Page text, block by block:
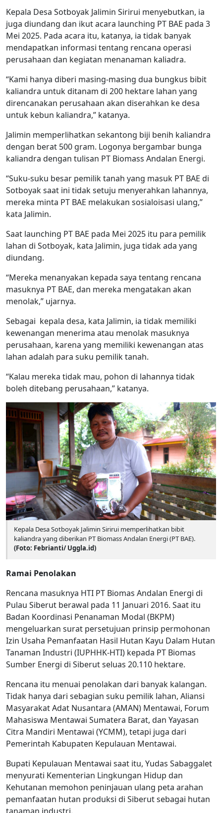
Kepala Desa Sotboyak Jalimin Sirirui menyebutkan, ia
juga diundang dan ikut acara launching PT BAE pada 3
Mei 2025. Pada acara itu, katanya, ia tidak banyak
mendapatkan informasi tentang rencana operasi
perusahaan dan kegiatan menanaman kaliadra.
“Kami hanya diberi masing-masing dua bungkus bibit
kaliandra untuk ditanam di 200 hektare lahan yang
direncanakan perusahaan akan diserahkan ke desa
untuk kebun kaliandra,” katanya.
Jalimin memperlihatkan sekantong biji benih kaliandra
dengan berat 500 gram. Logonya bergambar bunga
kaliandra dengan tulisan PT Biomass Andalan Energi.
“Suku-suku besar pemilik tanah yang masuk PT BAE di
Sotboyak saat ini tidak setuju menyerahkan lahannya,
mereka minta PT BAE melakukan sosialoisasi ulang,”
kata Jalimin.
Saat launching PT BAE pada Mei 2025 itu para pemilik
lahan di Sotboyak, kata Jalimin, juga tidak ada yang
diundang.
“Mereka menanyakan kepada saya tentang rencana
masuknya PT BAE, dan mereka mengatakan akan
menolak,” ujarnya.
Sebagai kepala desa, kata Jalimin, ia tidak memiliki
kewenangan menerima atau menolak masuknya
perusahaan, karena yang memiliki kewenangan atas
lahan adalah para suku pemilik tanah.
“Kalau mereka tidak mau, pohon di lahannya tidak
boleh ditebang perusahaan,” katanya.
Kepala Desa Sotboyak Jalimin Sirirui memperlihatkan bibit
kaliandra yang diberikan PT Biomass Andalan Energi (PT BAE).
(Foto: Febrianti/ Uggla.id)
Ramai Penolakan
Rencana masuknya HTI PT Biomas Andalan Energi di
Pulau Siberut berawal pada 11 Januari 2016. Saat itu
Badan Koordinasi Penanaman Modal (BKPM)
mengeluarkan surat persetujuan prinsip permohonan
Izin Usaha Pemanfaatan Hasil Hutan Kayu Dalam Hutan
Tanaman Industri (IUPHHK-HTI) kepada PT Biomas
Sumber Energi di Siberut seluas 20.110 hektare.
Rencana itu menuai penolakan dari banyak kalangan.
Tidak hanya dari sebagian suku pemilik lahan, Aliansi
Masyarakat Adat Nusantara (AMAN) Mentawai, Forum
Mahasiswa Mentawai Sumatera Barat, dan Yayasan
Citra Mandiri Mentawai (YCMM), tetapi juga dari
Pemerintah Kabupaten Kepulauan Mentawai.
Bupati Kepulauan Mentawai saat itu, Yudas Sabaggalet
menyurati Kementerian Lingkungan Hidup dan
Kehutanan memohon peninjauan ulang peta arahan
pemanfaatan hutan produksi di Siberut sebagai hutan